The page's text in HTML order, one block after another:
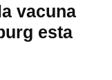
vacuna
esta